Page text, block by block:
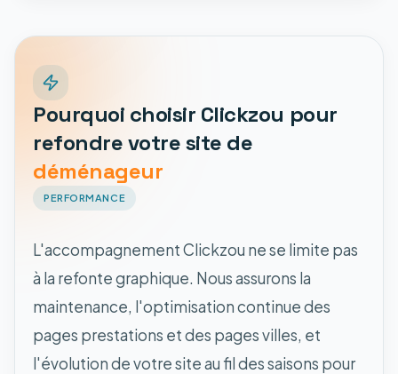
Pourquoi choisir Clickzou pour
refondre votre site de
déménageur
PERFORMANCE
L'accompagnement Clickzou ne se limite pas
à la refonte graphique. Nous assurons la
maintenance, l'optimisation continue des
pages prestations et des pages villes, et
l'évolution de votre site au fil des saisons pour